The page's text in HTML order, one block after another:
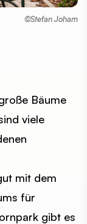
©Stefan Joham
Bäume
viele
mit dem
für
gibt es